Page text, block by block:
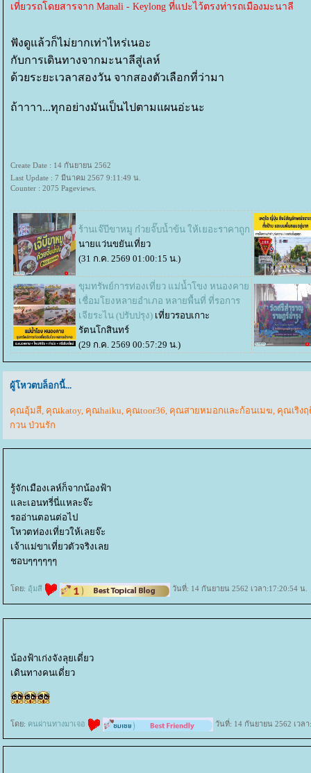
เที่ยวรถโดยสารจาก Manali - Keylong ที่แปะไว้ตรงท่ารถเมืองมะนาลี
ฟังดูแล้วก็ไม่ยากเท่าไหร่เนอะ
กับการเดินทางจากมะนาลีสู่เลห์
ด้วยระยะเวลาสองวัน จากสองตัวเลือกที่ว่ามา
ถ้าาาา...ทุกอย่างมันเป็นไปตามแผนอ่ะนะ
Create Date : 14 กันยายน 2562
Last Update : 7 มีนาคม 2567 9:11:49 น.
Counter : 2075 Pageviews.
ร้านเจ๊บีขาหมู ก๋วยจั๊บน้ำข้น ให้เยอะราคาถูก
นายแว่นขยันเที่ยว
(31 ก.ค. 2569 01:00:15 น.)
ขุมทรัพย์การท่องเที่ยว แม่น้ำโขง หนองคา
เชื่อมโยงหลายอำเภอ หลายพื้นที่ ที่รอการ
เจียระไน (ปรับปรุง) เที่ยวรอบเกาะ
รัตนโกสินทร์
(29 ก.ค. 2569 00:57:29 น.)
ผู้โหวตบล็อกนี้...
คุณอุ้มสี คุณkatoy, คุณhaiku คุณtoor36 คุณสายหมอกและก้อนเมฆ คุณเริง
กวน ป่วนรัก
รู้จักเมืองเลห์ก็จากน้องฟ้า
ละเอนทรี่นี่แหละจ๊ะ
รออ่านตอนต่อไป
หวตท่องเที่ยวให้เลยจ๊ะ
เจ้าแม่ขาเที่ยวตัวจริงเล
ชอบๆๆๆๆๆๆ
ดย: อุ้มสี วันที่: 14 กันยายน 2562 เวลา:17:20:54 น.
น้องฟ้าเก่งจังลุยเดี่ยว
เดินทางคนเดี่ยว
ดย: คนผ่านทางมาเจอ วันที่: 14 กันยายน 2562 เวล